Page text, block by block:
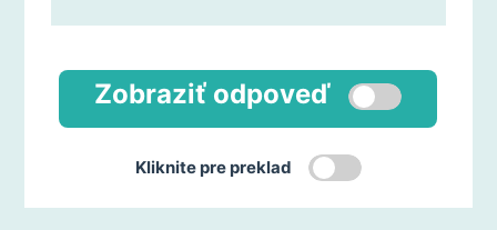
Zobraziť odpoveď
Kliknite pre preklad